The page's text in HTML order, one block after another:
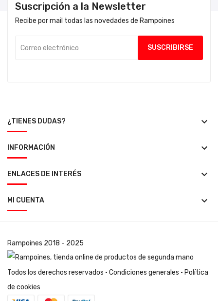
Suscripción a la Newsletter
Recibe por mail todas las novedades de Rampoines
¿TIENES DUDAS? keyboard_arrow_down
INFORMACIÓN keyboard_arrow_down
ENLACES DE INTERÉS keyboard_arrow_down
MI CUENTA keyboard_arrow_down
Rampoines 2018 - 2025
Todos los derechos reservados · Condiciones generales · Política
de cookies